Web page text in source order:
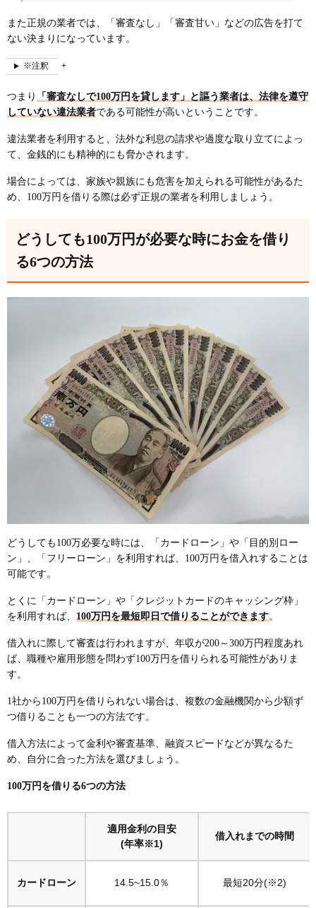
また正規の業者では、「審査なし」「審査甘い」などの広告を打て
ない決まりになっています。
※注釈
つまり
「審査なしで100万円を貸します」と謳う業者は、法律を遵守
していない違法業者である可能性が高いということです。
違法業者を利用すると、法外な利息の請求や過度な取り立てによっ
て、金銭的にも精神的にも脅かされます。
場合によっては、家族や親族にも危害を加えられる可能性があるた
め、100万円を借りる際は必ず正規の業者を利用しましょう。
どうしても100万円が必要な時にお金を借り
る6つの方法
どうしても100万必要な時には、「カードローン」や「目的別ロー
ン」、「フリーローン」を利用すれば、100万円を借入れすることは
可能です。
とくに「カードローン」や「クレジットカードのキャッシング枠」
を利用すれば、 100万円を最短即日で借りることができます。
借入れに際して審査は行われますが、年収が200～300万円程度あれ
ば、職種や雇用形態を問わず100万円を借りられる可能性がありま
す。
1社から100万円を借りられない場合は、複数の金融機関から少額ず
つ借りることも一つの方法です。
借入方法によって金利や審査基準、融資スピードなどが異なるた
め、自分に合った方法を選びましょう。
100万円を借りる6つの方法
適用金利の目安
(年率※1)
借入れまでの時間
カードローン 14.5~15.0％ 最短20分(※2)